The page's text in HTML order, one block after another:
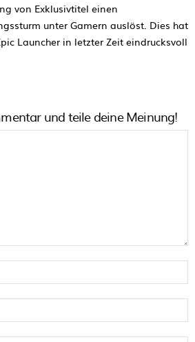
von Exklusivtitel einen
unter Gamern auslöst. Dies hat
Launcher in letzter Zeit eindrucksvoll
und teile deine Meinung!